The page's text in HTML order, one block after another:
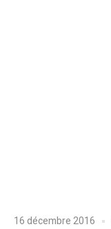
16 décembre 2016